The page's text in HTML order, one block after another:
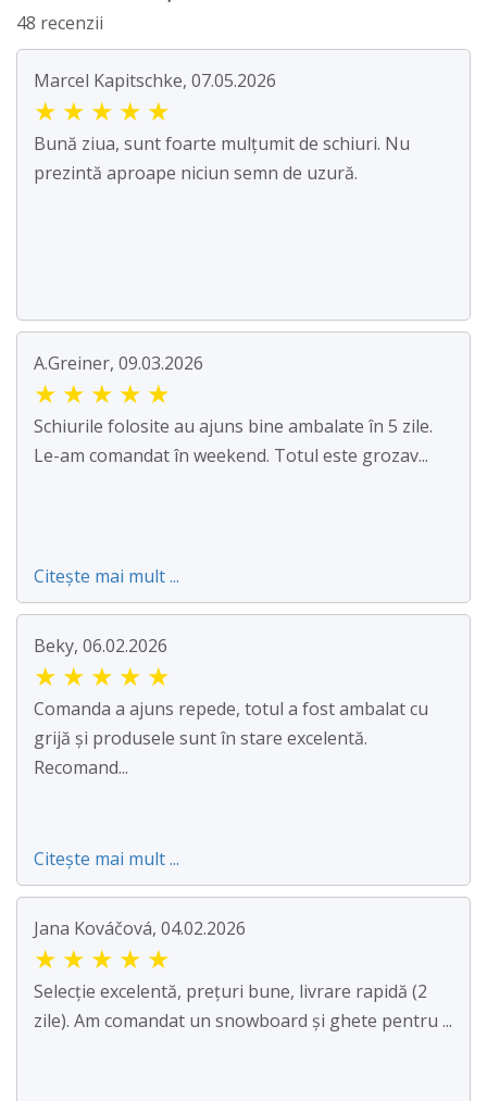
48 recenzii
Marcel Kapitschke, 07.05.2026
★ ★ ★ ★ ★
Bună ziua, sunt foarte mulțumit de schiuri. Nu
prezintă aproape niciun semn de uzură.
A.Greiner, 09.03.2026
★ ★ ★ ★ ★
Schiurile folosite au ajuns bine ambalate în 5 zile.
Le-am comandat în weekend. Totul este grozav...
Citește mai mult ...
Beky, 06.02.2026
★ ★ ★ ★ ★
Comanda a ajuns repede, totul a fost ambalat cu
grijă și produsele sunt în stare excelentă.
Recomand...
Citește mai mult ...
Jana Kováčová, 04.02.2026
★ ★ ★ ★ ★
Selecție excelentă, prețuri bune, livrare rapidă (2
zile). Am comandat un snowboard și ghete pentru ...